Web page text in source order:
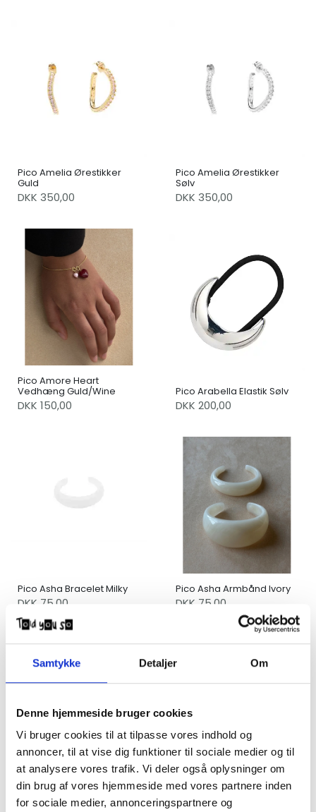
Samtykke Detaljer Om
Denne hjemmeside bruger cookies
Vi bruger cookies til at tilpasse vores indhold og
annoncer, til at vise dig funktioner til sociale medier og til
at analysere vores trafik. Vi deler også oplysninger om
din brug af vores hjemmeside med vores partnere inden
for sociale medier, annonceringspartnere og
Pico Amelia Ørestikker
Guld
DKK 350,00
Pico Amelia Ørestikker
Sølv
DKK 350,00
Pico Amore Heart
Vedhæng Guld/Wine
DKK 150,00
Pico Arabella Elastik Sølv
DKK 200,00
Pico Asha Bracelet Milky
DKK 75,00
Pico Asha Armbånd Ivory
DKK 75,00
Pico Asha Armbånd
Midnight
Pico Aster crystal hoops
sølv